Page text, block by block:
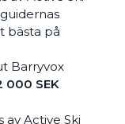
bästa på
Barryvox
000 SEK
av Active Ski